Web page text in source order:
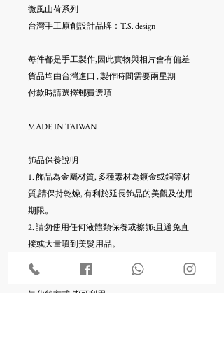
微風山荷系列
台灣手工原創設計品牌：T.S. design
每件都是手工製作,因此實物與相片會有偏差
貨品均由台灣進口 , 製作時間需要兩星期
付款時請選擇郵費選項
MADE IN TAIWAN
飾品保養說明
1. 飾品為金屬材質, 多種素材為鍍金或銅等材
質,請保持乾燥, 有利於延長飾品的美觀及使用
期限。
2. 請勿使用任何液體類保養或擦飾;且避免直
接或大量噴到美髮用品。
3. 金屬飾品保存時可以使用密封袋包裝,各個
分開保存。任何能夠保持飾品乾燥,避免快速
氧化的方式,皆可利用。